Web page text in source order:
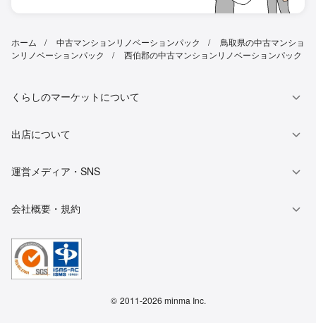
ホーム 中古マンションリノベーションパック
鳥取県の中古マンショ
ンリノベーションパック
西伯郡の中古マンションリノベーションパック
くらしのマーケットについて
出店について
運営メディア・SNS
会社概要・規約
© 2011-2026 minma Inc.